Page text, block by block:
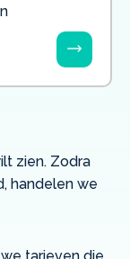
zien. Zodra
handelen we